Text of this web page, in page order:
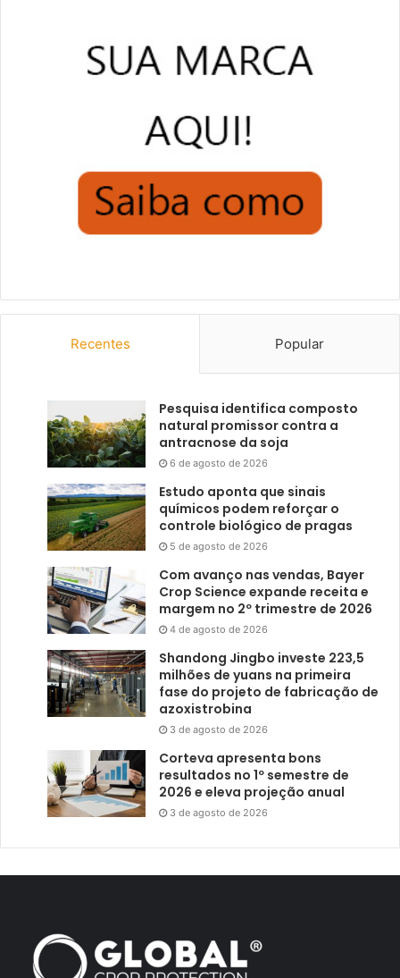
Recentes Popular
Pesquisa identifica composto
natural promissor contra a
antracnose da soja
6 de agosto de 2026
Estudo aponta que sinais
químicos podem reforçar o
controle biológico de pragas
5 de agosto de 2026
Com avanço nas vendas, Bayer
Crop Science expande receita e
margem no 2º trimestre de 2026
4 de agosto de 2026
Shandong Jingbo investe 223,5
milhões de yuans na primeira
fase do projeto de fabricação de
azoxistrobina
3 de agosto de 2026
Corteva apresenta bons
resultados no 1º semestre de
2026 e eleva projeção anual
3 de agosto de 2026